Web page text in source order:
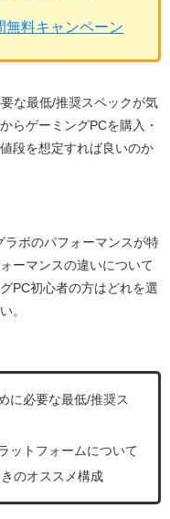
無料キャンペーン
な最低/推奨スペックが気
らゲーミングPCを購入・
段を想定すれば良いのか
ラボのパフォーマンスが特
ーマンスの違いについて
PC初心者の方はどれを選
。
に必要な最低/推奨ス
ットフォームについて
のオススメ構成